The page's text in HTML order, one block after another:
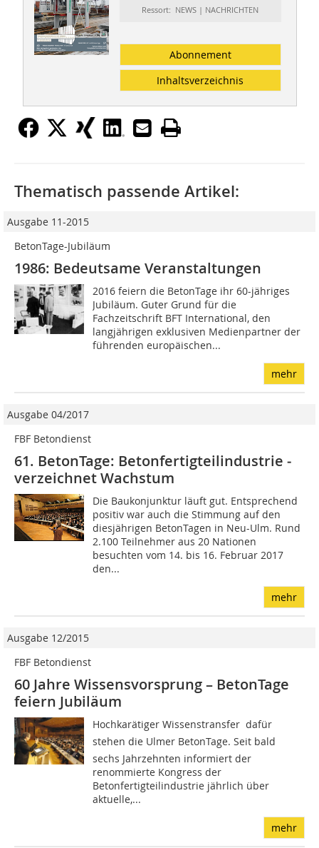
Ressort: NEWS | NACHRICHTEN
Abonnement
Inhaltsverzeichnis
Thematisch passende Artikel:
Ausgabe 11-2015
BetonTage-Jubiläum
1986: Bedeutsame Veranstaltungen
2016 feiern die BetonTage ihr 60-jähriges
Jubiläum. Guter Grund für die
Fachzeitschrift BFT International, den
langjährigen exklusiven Medienpartner der
führenden europäischen...
mehr
Ausgabe 04/2017
FBF Betondienst
61. BetonTage: Betonfertigteilindustrie ­
verzeichnet Wachstum
Die Baukonjunktur läuft gut. Entsprechend
positiv war auch die Stimmung auf den
diesjährigen BetonTagen in Neu-Ulm. Rund
2.100 Teilnehmer aus 20 Nationen
besuchten vom 14. bis 16. Februar 2017
den...
mehr
Ausgabe 12/2015
FBF Betondienst
60 Jahre Wissensvorsprung – BetonTage
feiern Jubiläum
Hochkarätiger Wissenstransfer  dafür
stehen die Ulmer BetonTage. Seit bald
sechs Jahrzehnten informiert der
renommierte Kongress der
Betonfertigteilindustrie jährlich über
aktuelle,...
mehr